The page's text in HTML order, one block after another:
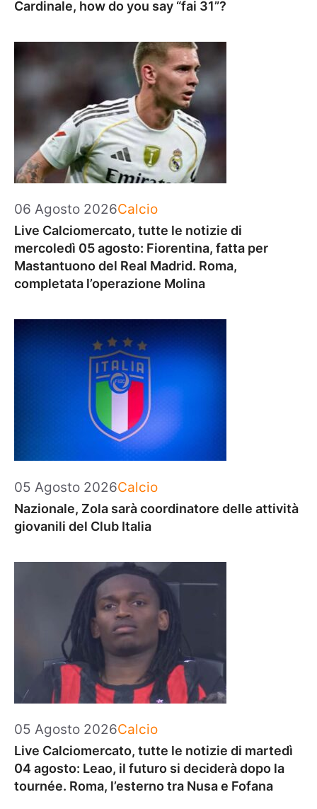
Cardinale, how do you say “fai 31”?
06 Agosto 2026Categorie
Calcio
Live Calciomercato, tutte le notizie di
mercoledì 05 agosto: Fiorentina, fatta per
Mastantuono del Real Madrid. Roma,
completata l’operazione Molina
05 Agosto 2026Categorie
Calcio
Nazionale, Zola sarà coordinatore delle attività
giovanili del Club Italia
05 Agosto 2026Categorie
Calcio
Live Calciomercato, tutte le notizie di martedì
04 agosto: Leao, il futuro si deciderà dopo la
tournée. Roma, l’esterno tra Nusa e Fofana